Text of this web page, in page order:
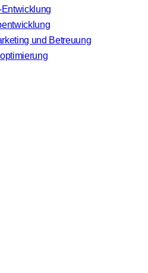
Entwicklung
und Betreuung